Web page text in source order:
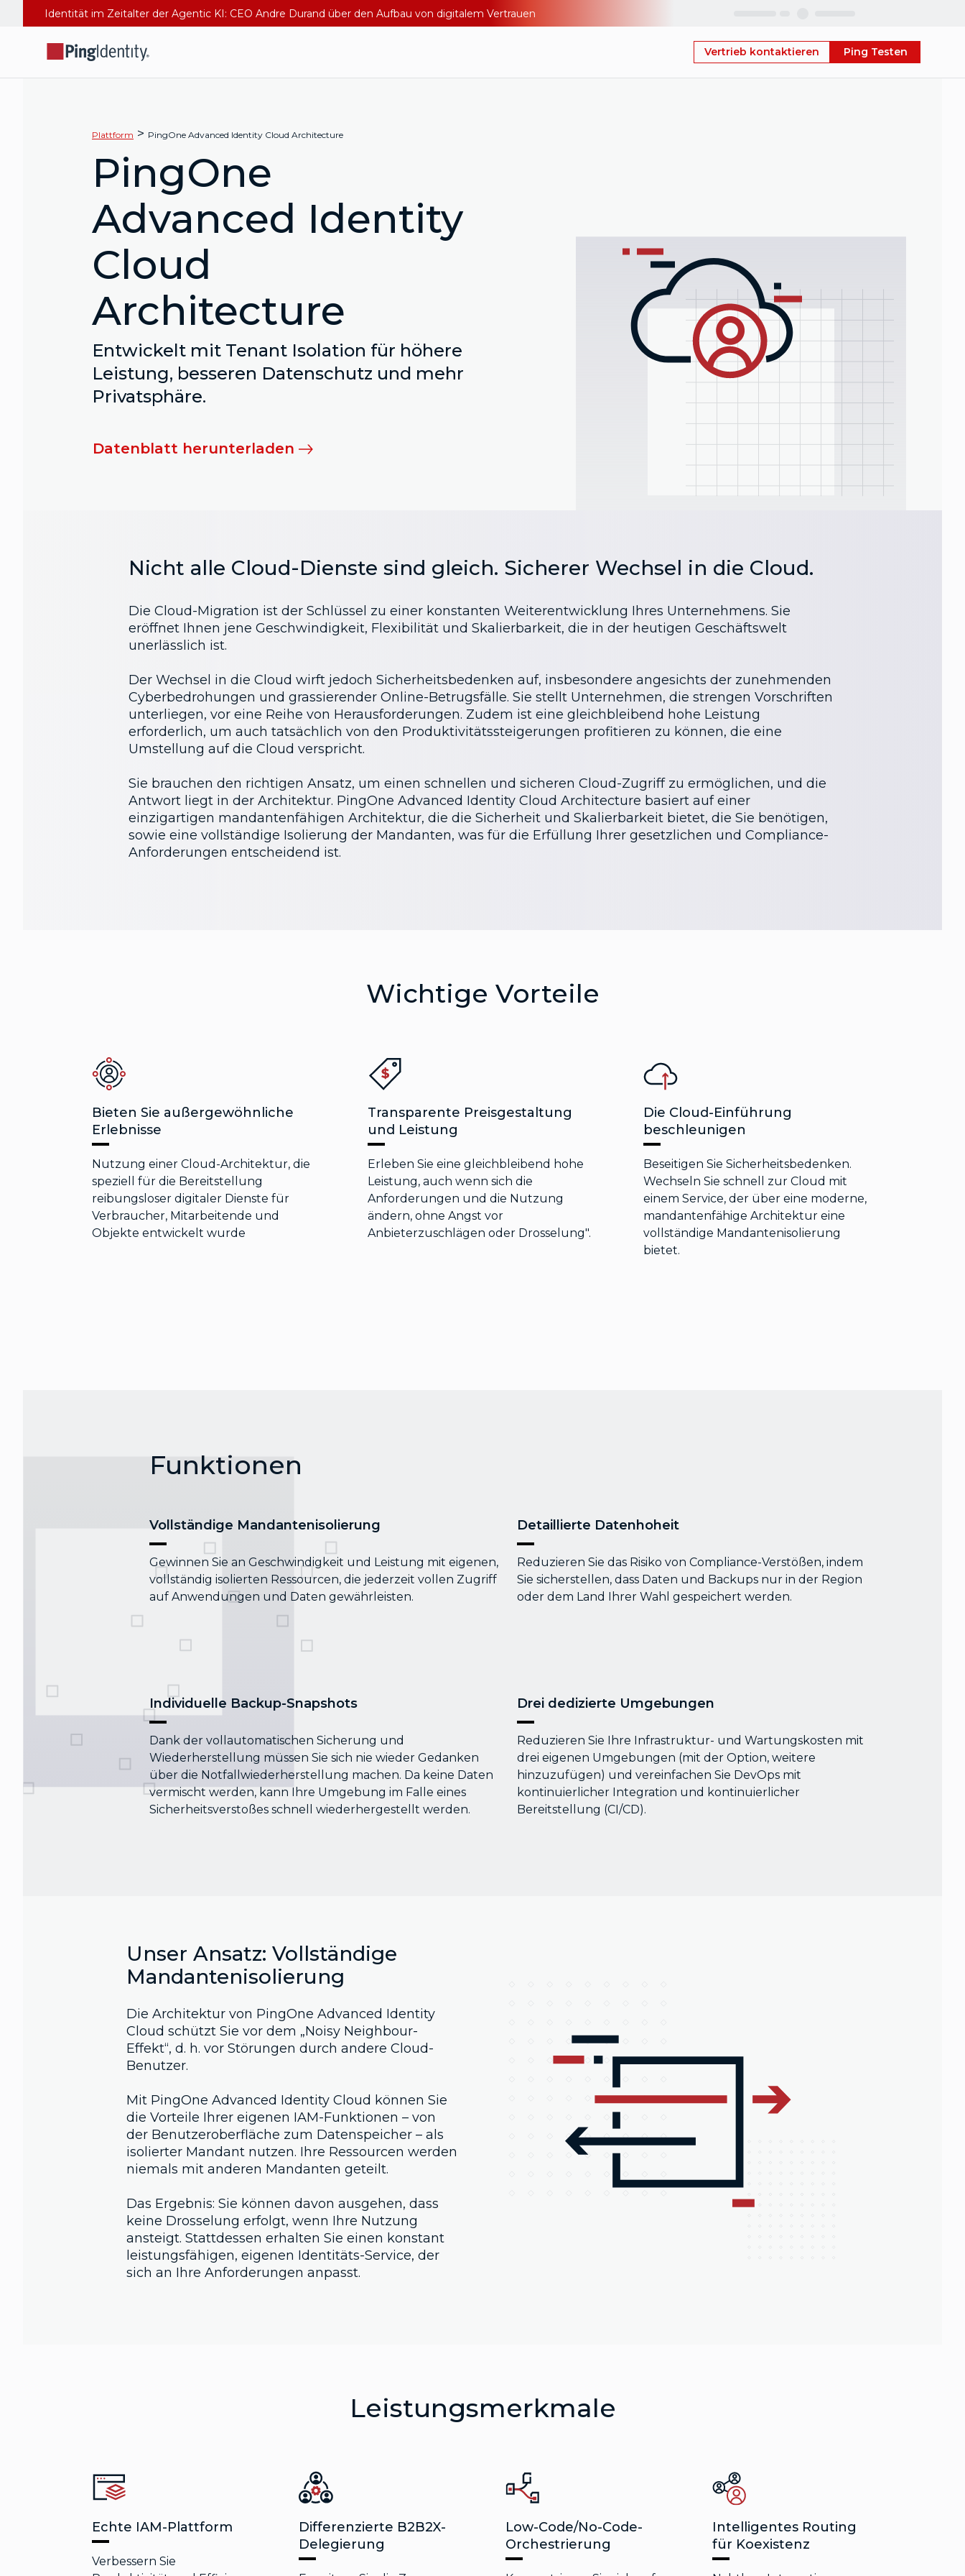
Identität im Zeitalter der Agentic KI: CEO Andre Durand über den Aufbau von digitalem Vertrauen
Vertrieb kontaktieren Ping Testen
Plattform > PingOne Advanced Identity Cloud Architecture
PingOne
Advanced Identity
Cloud
Architecture
Entwickelt mit Tenant Isolation für höhere
Leistung, besseren Datenschutz und mehr
Privatsphäre.
Datenblatt herunterladen
Nicht alle Cloud-Dienste sind gleich. Sicherer Wechsel in die Cloud.
Die Cloud-Migration ist der Schlüssel zu einer konstanten Weiterentwicklung Ihres Unternehmens. Sie
eröffnet Ihnen jene Geschwindigkeit, Flexibilität und Skalierbarkeit, die in der heutigen Geschäftswelt
unerlässlich ist.
Der Wechsel in die Cloud wirft jedoch Sicherheitsbedenken auf, insbesondere angesichts der zunehmenden
Cyberbedrohungen und grassierender Online-Betrugsfälle. Sie stellt Unternehmen, die strengen Vorschriften
unterliegen, vor eine Reihe von Herausforderungen. Zudem ist eine gleichbleibend hohe Leistung
erforderlich, um auch tatsächlich von den Produktivitätssteigerungen profitieren zu können, die eine
Umstellung auf die Cloud verspricht.
Sie brauchen den richtigen Ansatz, um einen schnellen und sicheren Cloud-Zugriff zu ermöglichen, und die
Antwort liegt in der Architektur. PingOne Advanced Identity Cloud Architecture basiert auf einer
einzigartigen mandantenfähigen Architektur, die die Sicherheit und Skalierbarkeit bietet, die Sie benötigen,
sowie eine vollständige Isolierung der Mandanten, was für die Erfüllung Ihrer gesetzlichen und Compliance-
Anforderungen entscheidend ist.
Wichtige Vorteile
Bieten Sie außergewöhnliche
Erlebnisse
Nutzung einer Cloud-Architektur, die
speziell für die Bereitstellung
reibungsloser digitaler Dienste für
Verbraucher, Mitarbeitende und
Objekte entwickelt wurde
Transparente Preisgestaltung
und Leistung
Erleben Sie eine gleichbleibend hohe
Leistung, auch wenn sich die
Anforderungen und die Nutzung
ändern, ohne Angst vor
Anbieterzuschlägen oder Drosselung".
Die Cloud-Einführung
beschleunigen
Beseitigen Sie Sicherheitsbedenken.
Wechseln Sie schnell zur Cloud mit
einem Service, der über eine moderne,
mandantenfähige Architektur eine
vollständige Mandantenisolierung
bietet.
Funktionen
Vollständige Mandantenisolierung
Gewinnen Sie an Geschwindigkeit und Leistung mit eigenen,
vollständig isolierten Ressourcen, die jederzeit vollen Zugriff
auf Anwendungen und Daten gewährleisten.
Detaillierte Datenhoheit
Reduzieren Sie das Risiko von Compliance-Verstößen, indem
Sie sicherstellen, dass Daten und Backups nur in der Region
oder dem Land Ihrer Wahl gespeichert werden.
Individuelle Backup-Snapshots
Dank der vollautomatischen Sicherung und
Wiederherstellung müssen Sie sich nie wieder Gedanken
über die Notfallwiederherstellung machen. Da keine Daten
vermischt werden, kann Ihre Umgebung im Falle eines
Sicherheitsverstoßes schnell wiederhergestellt werden.
Drei dedizierte Umgebungen
Reduzieren Sie Ihre Infrastruktur- und Wartungskosten mit
drei eigenen Umgebungen (mit der Option, weitere
hinzuzufügen) und vereinfachen Sie DevOps mit
kontinuierlicher Integration und kontinuierlicher
Bereitstellung (CI/CD).
Unser Ansatz: Vollständige
Mandantenisolierung
Die Architektur von PingOne Advanced Identity
Cloud schützt Sie vor dem „Noisy Neighbour-
Effekt“, d. h. vor Störungen durch andere Cloud-
Benutzer.
Mit PingOne Advanced Identity Cloud können Sie
die Vorteile Ihrer eigenen IAM-Funktionen – von
der Benutzeroberfläche zum Datenspeicher – als
isolierter Mandant nutzen. Ihre Ressourcen werden
niemals mit anderen Mandanten geteilt.
Das Ergebnis: Sie können davon ausgehen, dass
keine Drosselung erfolgt, wenn Ihre Nutzung
ansteigt. Stattdessen erhalten Sie einen konstant
leistungsfähigen, eigenen Identitäts-Service, der
sich an Ihre Anforderungen anpasst.
Leistungsmerkmale
Echte IAM-Plattform
Verbessern Sie
Differenzierte B2B2X-
Delegierung
Low-Code/No-Code-
Orchestrierung
Intelligentes Routing
für Koexistenz